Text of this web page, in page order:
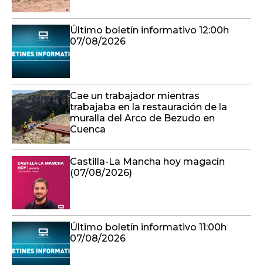
Último boletín informativo 12:00h
07/08/2026
Cae un trabajador mientras
trabajaba en la restauración de la
muralla del Arco de Bezudo en
Cuenca
Castilla-La Mancha hoy magacín
(07/08/2026)
Último boletín informativo 11:00h
07/08/2026